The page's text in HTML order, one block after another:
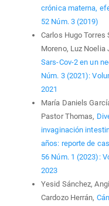
crónica materna,
52 Núm. 3 (2019)
Carlos Hugo Torres
Moreno, Luz Noelia
Sars-Cov-2 en un
Núm. 3 (2021):
2021
María Daniels
Pastor Thomas,
invaginación
años: reporte de
56 Núm. 1 (2023):
2023
Yesid Sánchez,
Cardozo Herrán,